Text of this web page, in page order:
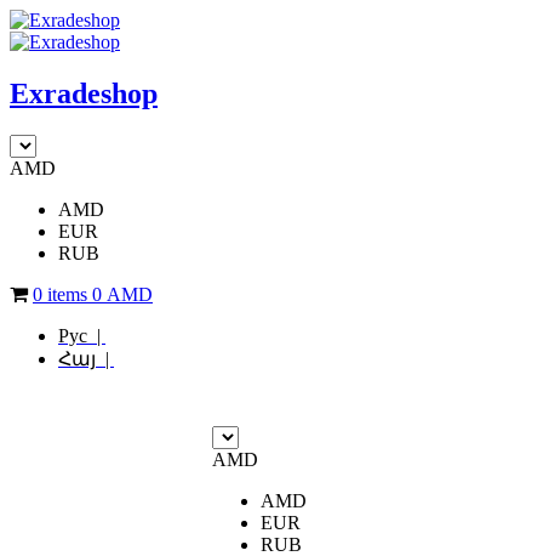
Exradeshop
AMD
AMD
EUR
RUB
0 items 0 AMD
Рус |
Հայ |
AMD
AMD
EUR
RUB